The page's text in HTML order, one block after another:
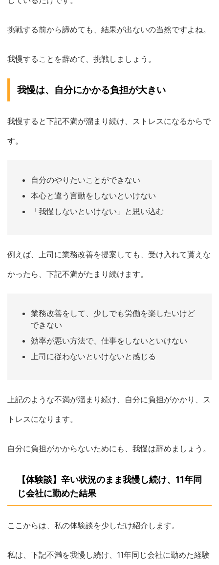
挑戦する前から諦めても、結果が出ないの当然ですよね。
我慢することを辞めて、挑戦しましょう。
我慢は、自分にかかる負担が大きい
我慢すると下記不満が溜まり続け、ストレスになるからで
す。
自分のやりたいことができない
本心と違う言動をしないといけない
「我慢しないといけない」と思い込む
例えば、上司に業務改善を提案しても、受け入れて貰えな
かったら、下記不満がたまり続けます。
業務改善をして、少しでも労働を楽したいけど
できない
効率が悪い方法で、仕事をしないといけない
上司に従わないといけないと感じる
上記のような不満が溜まり続け、自分に負担がかかり、ス
トレスになります。
自分に負担がかからないためにも、我慢は辞めましょう。
【体験談】辛い状況のまま我慢し続け、11年同
じ会社に勤めた結果
ここからは、私の体験談を少しだけ紹介します。
私は、下記不満を我慢し続け、11年同じ会社に勤めた経験